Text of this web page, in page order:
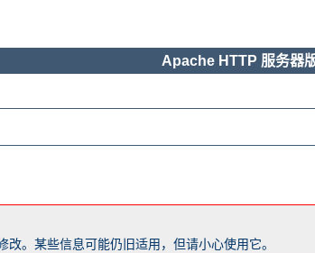
Apache HTTP 服务器
。某些信息可能仍旧适用，但请小心使用它。